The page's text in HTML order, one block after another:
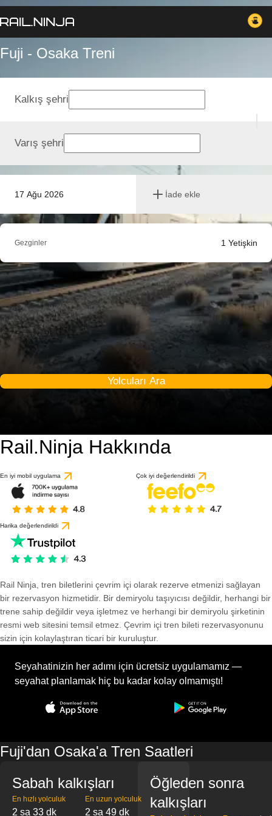
Fuji - Osaka Treni
17 Ağu 2026 İade ekle
Kalkış şehri
Varış şehri
Gezginler 1 Yetişkin
Yolcuları Ara
Rail.Ninja Hakkında
En iyi mobil uygulama Çok iyi değerlendirildi
Harika değerlendirildi
Rail Ninja, tren biletlerini çevrim içi olarak rezerve etmenizi sağlayan
bir rezervasyon hizmetidir. Bir demiryolu taşıyıcısı değildir, herhangi bir
trene sahip değildir veya işletmez ve herhangi bir demiryolu şirketinin
resmi web sitesini temsil etmez. Çevrim içi tren bileti rezervasyonunu
sizin için kolaylaştıran ticari bir kuruluştur.
Seyahatinizin her adımı için ücretsiz uygulamamız —
seyahat planlamak hiç bu kadar kolay olmamıştı!
Fuji'dan Osaka'a Tren Saatleri
Sabah kalkışları
En hızlı yolculuk
2 sa 33 dk
En uzun yolculuk
2 sa 49 dk
Öğleden sonra
kalkışları